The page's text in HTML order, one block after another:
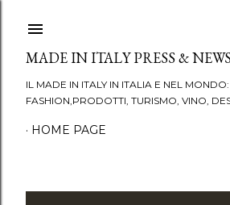
MADE IN ITALY PRESS &
IL MADE IN ITALY IN ITALIA E NEL
FASHION,PRODOTTI, TURISMO, VINO,
HOME PAGE